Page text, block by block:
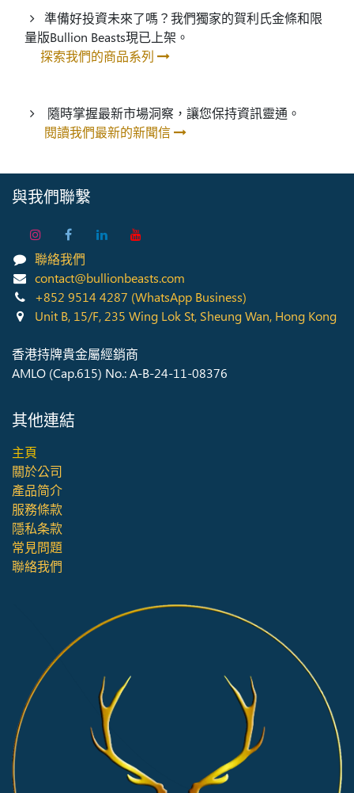
準備好投資未來了嗎？我們獨家的賀利氏金條和限
量版Bullion Beasts現已上架。
探索我們的商品系列
隨時掌握最新市場洞察，讓您保持資訊靈通。
閱讀我們最新的新聞信
與我們聯繫
聯絡我們
contact@bullionbeasts.com
+852 9514 4287 (WhatsApp Business)
Unit B, 15/F, 235 Wing Lok St, Sheung Wan, Hong Kong
香港持牌貴金屬經銷商
AMLO (Cap.615) No.: A-B-24-11-08376
其他連結
主頁
關於公司
產品简介
服務條款
隱私条款
常見問題
聯絡我們